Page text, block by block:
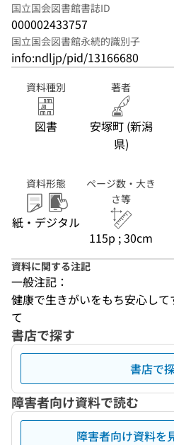
国立国会図書館書誌ID
000002433757
国立国会図書館永続的識別子
info:ndljp/pid/13166680
資料種別
図書
著者
安塚町 (新潟
県)
資料形態
紙・デジタル
ページ数・大き
さ等
115p ; 30cm
資料に関する注記
一般注記：
健康で生きがいをもち安心し
て
書店で探す
書店で
障害者向け資料で読む
障害者向け資料を